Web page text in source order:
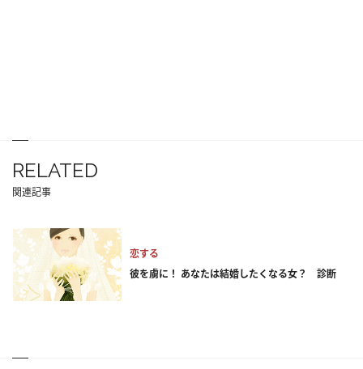
RELATED
関連記事
恋する
彼を虜に！ あなたは結婚したくなる女？ 診断